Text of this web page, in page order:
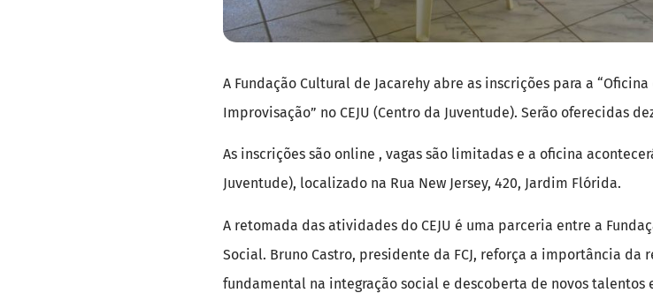
A Fundação Cultural de Jacarehy abre as inscrições para a
Improvisação” no CEJU (Centro da Juventude). Serão oferecidas
As inscrições são online , vagas são limitadas e a oficina
Juventude), localizado na Rua New Jersey, 420, Jardim Flórida.
A retomada das atividades do CEJU é uma parceria entre a
Social. Bruno Castro, presidente da FCJ, reforça a importância
fundamental na integração social e descoberta de novos talentos